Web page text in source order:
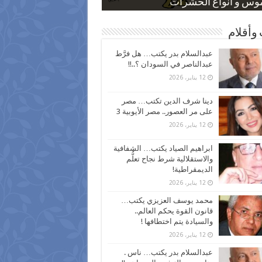
و أنواع الحشرات
بعد ارتفاع الأسعار
نسبة الطلاق في مصر
كاركاتيرية
كاركاتيرية
وأقلام
عبدالسلام بدر يكتب… هل فرَّط
عبدالناصر في السودان ؟..!!
12 يناير، 2026
دينا شرف الدين تكتب… مصر
على مر العصور.. مصر الأيوبية 3
12 يناير، 2026
ابراهيم الصياد يكتب… الشفافية
والاستقلالية شرط نجاح تعلُّم
الديمقراطية!
12 يناير، 2026
محمد يوسف العزيزي يكتب…
قانون القوة يحكم العالم..
والسيادة يتم اختطافها !
12 يناير، 2026
عبدالسلام بدر يكتب… ناس .